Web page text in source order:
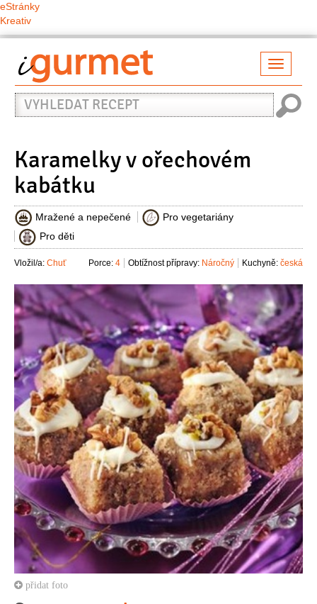
eStránky
Kreativ
Vyhledat
recept
Karamelky v ořechovém
kabátku
Mražené a nepečené
Pro vegetariány
Pro děti
Vložil/a: Chuť Kuchyně: česká
Obtížnost přípravy: Náročný
Porce: 4
přidat foto